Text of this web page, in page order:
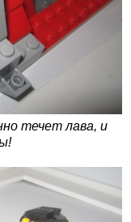
течет лава, и